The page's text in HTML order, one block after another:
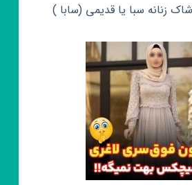
زنانه سبا یا قدیمی (سابا )